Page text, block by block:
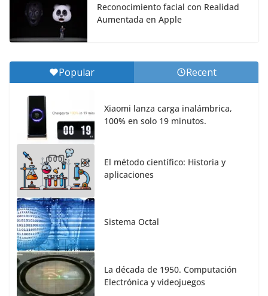
Reconocimiento facial con Realidad
Aumentada en Apple
Popular Recent
Xiaomi lanza carga inalámbrica,
100% en solo 19 minutos.
El método científico: Historia y
aplicaciones
Sistema Octal
La década de 1950. Computación
Electrónica y videojuegos